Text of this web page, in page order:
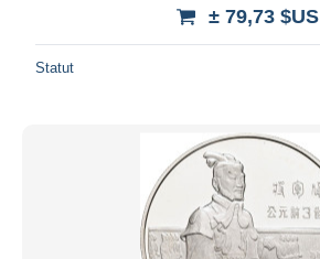
Tout désélectionner
± 79,73 $US
Statut